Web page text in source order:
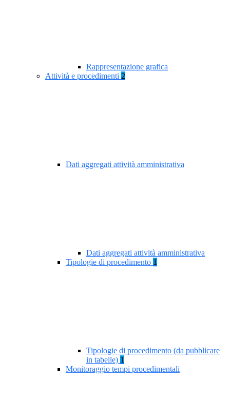
Rappresentazione grafica
Attività e procedimenti 2
Dati aggregati attività amministrativa
Dati aggregati attività amministrativa
Tipologie di procedimento 1
Tipologie di procedimento (da pubblicare
in tabelle) 1
Monitoraggio tempi procedimentali